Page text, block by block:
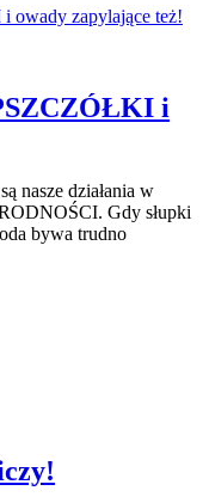
i
nasze działania w
Gdy słupki
bywa trudno